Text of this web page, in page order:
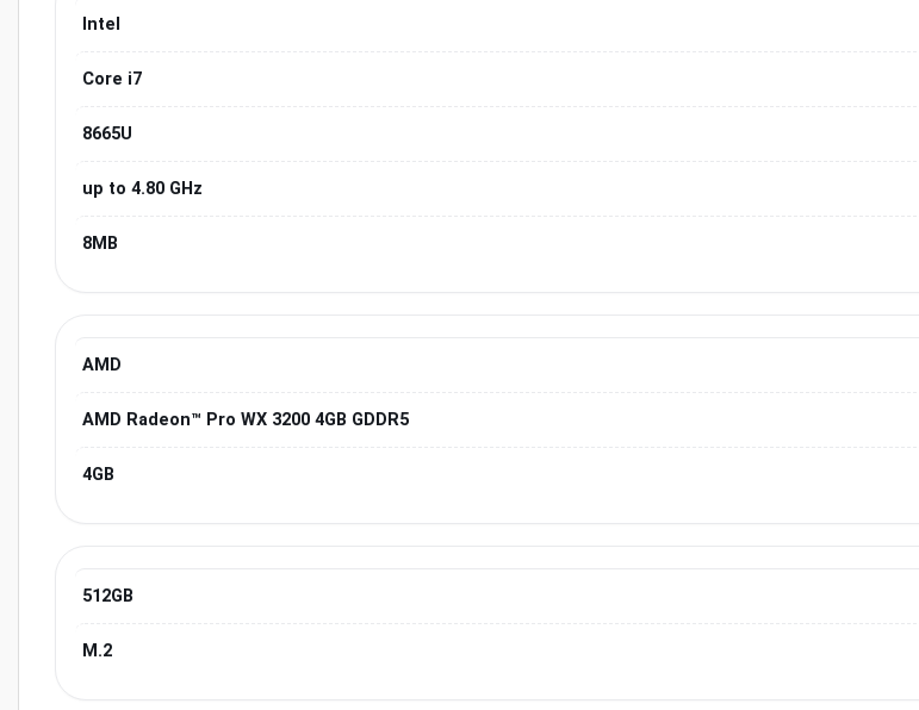
Intel
Core i7
8665U
up to 4.80 GHz
8MB
AMD
AMD Radeon™ Pro WX 3200 4GB GDDR5
4GB
512GB
M.2